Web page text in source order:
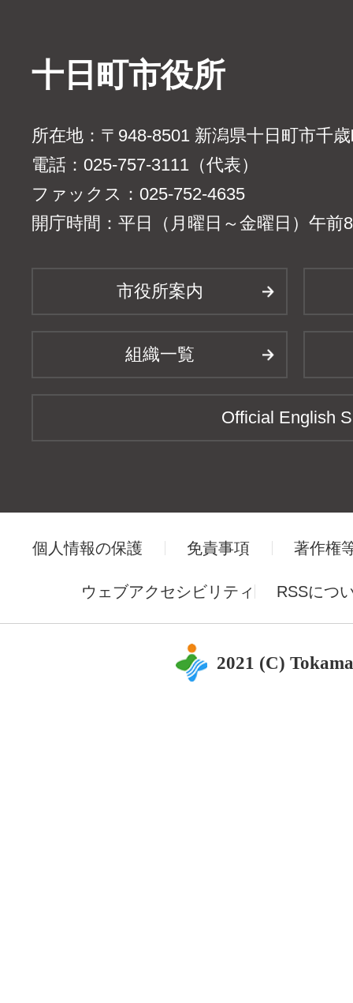
十日町市役所
所在地：〒948-8501 新潟県十日町市千
電話：025-757-3111（代表）
ファックス：025-752-4635
開庁時間：平日（月曜日～金曜日）午前
市役所案内
組織一覧
Official English
個人情報の保護 免責事項 著作権
ウェブアクセシビリティ RSSにつ
2021 (C)